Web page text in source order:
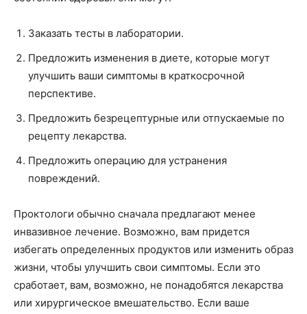
Заказать тесты в лаборатории.
Предложить изменения в диете, которые могут
улучшить ваши симптомы в краткосрочной
перспективе.
Предложить безрецептурные или отпускаемые по
рецепту лекарства.
Предложить операцию для устранения
повреждений.
Проктологи обычно сначала предлагают менее
инвазивное лечение. Возможно, вам придется
избегать определенных продуктов или изменить образ
жизни, чтобы улучшить свои симптомы. Если это
сработает, вам, возможно, не понадобятся лекарства
или хирургическое вмешательство.‌ Если ваше